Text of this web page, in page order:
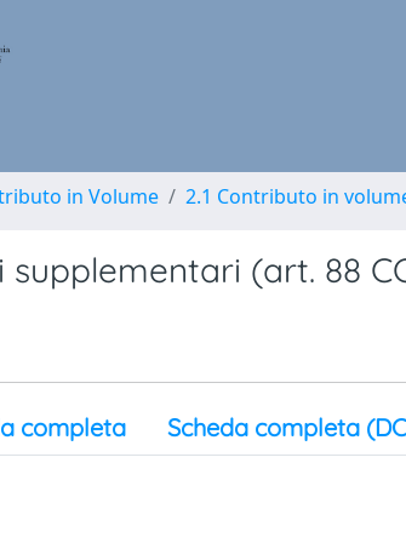
in Volume 2.1 Contributo in
(art. 88
completa Scheda completa